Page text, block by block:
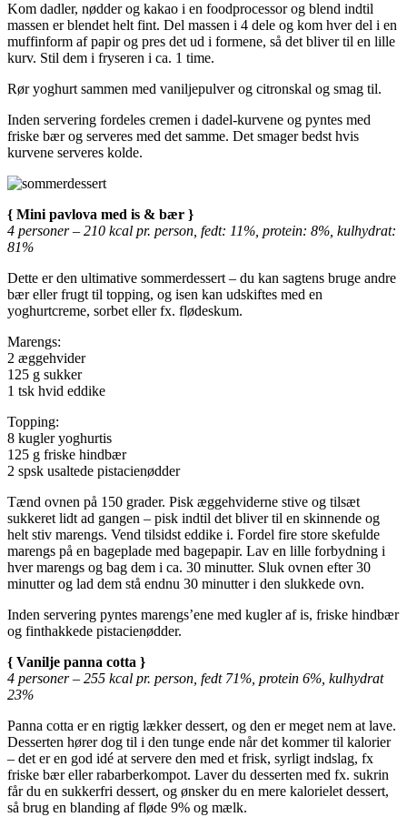
Kom dadler, nødder og kakao i en foodprocessor og blend indtil
massen er blendet helt fint. Del massen i 4 dele og kom hver del i en
muffinform af papir og pres det ud i formene, så det bliver til en lille
kurv. Stil dem i fryseren i ca. 1 time.
Rør yoghurt sammen med vaniljepulver og citronskal og smag til.
Inden servering fordeles cremen i dadel-kurvene og pyntes med
friske bær og serveres med det samme. Det smager bedst hvis
kurvene serveres kolde.
{ Mini pavlova med is & bær }
4 personer – 210 kcal pr. person, fedt: 11%, protein: 8%, kulhydrat:
81%
Dette er den ultimative sommerdessert – du kan sagtens bruge andre
bær eller frugt til topping, og isen kan udskiftes med en
yoghurtcreme, sorbet eller fx. flødeskum.
Marengs:
2 æggehvider
125 g sukker
1 tsk hvid eddike
Topping:
8 kugler yoghurtis
125 g friske hindbær
2 spsk usaltede pistacienødder
Tænd ovnen på 150 grader. Pisk æggehviderne stive og tilsæt
sukkeret lidt ad gangen – pisk indtil det bliver til en skinnende og
helt stiv marengs. Vend tilsidst eddike i. Fordel fire store skefulde
marengs på en bageplade med bagepapir. Lav en lille forbydning i
hver marengs og bag dem i ca. 30 minutter. Sluk ovnen efter 30
minutter og lad dem stå endnu 30 minutter i den slukkede ovn.
Inden servering pyntes marengs’ene med kugler af is, friske hindbær
og finthakkede pistacienødder.
{ Vanilje panna cotta }
4 personer – 255 kcal pr. person, fedt 71%, protein 6%, kulhydrat
23%
Panna cotta er en rigtig lækker dessert, og den er meget nem at lave.
Desserten hører dog til i den tunge ende når det kommer til kalorier
– det er en god idé at servere den med et frisk, syrligt indslag, fx
friske bær eller rabarberkompot. Laver du desserten med fx. sukrin
får du en sukkerfri dessert, og ønsker du en mere kalorielet dessert,
så brug en blanding af fløde 9% og mælk.